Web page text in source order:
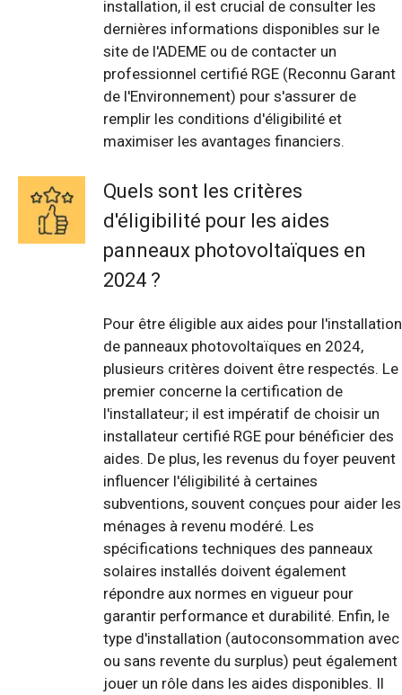
installation, il est crucial de consulter les
dernières informations disponibles sur le
site de l'ADEME ou de contacter un
professionnel certifié RGE (Reconnu Garant
de l'Environnement) pour s'assurer de
remplir les conditions d'éligibilité et
maximiser les avantages financiers.
Quels sont les critères
d'éligibilité pour les aides
panneaux photovoltaïques en
2024 ?
Pour être éligible aux aides pour l'installation
de panneaux photovoltaïques en 2024,
plusieurs critères doivent être respectés. Le
premier concerne la certification de
l'installateur; il est impératif de choisir un
installateur certifié RGE pour bénéficier des
aides. De plus, les revenus du foyer peuvent
influencer l'éligibilité à certaines
subventions, souvent conçues pour aider les
ménages à revenu modéré. Les
spécifications techniques des panneaux
solaires installés doivent également
répondre aux normes en vigueur pour
garantir performance et durabilité. Enfin, le
type d'installation (autoconsommation avec
ou sans revente du surplus) peut également
jouer un rôle dans les aides disponibles. Il